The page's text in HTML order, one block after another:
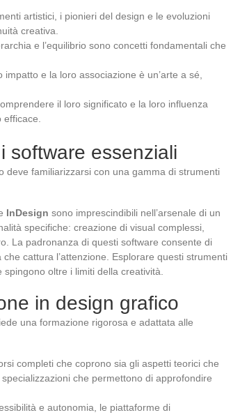
artistici, i pionieri del design e le evoluzioni
creativa.
e l’equilibrio sono concetti fondamentali che
e la loro associazione è un’arte a sé,
il loro significato e la loro influenza
software essenziali
deve familiarizzarsi con una gamma di strumenti
InDesign sono imprescindibili nell’arsenale di un
specifiche: creazione di visual complessi,
La padronanza di questi software consente di
cattura l’attenzione. Esplorare questi strumenti
oltre i limiti della creatività.
in design grafico
una formazione rigorosa e adattata alle
completi che coprono sia gli aspetti teorici che
che permettono di approfondire
e autonomia, le piattaforme di